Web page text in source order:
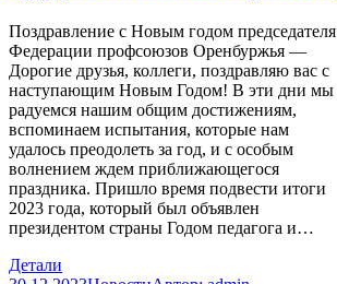
Поздравление с Новым годом председателя
Федерации профсоюзов Оренбуржья —
Дорогие друзья, коллеги, поздравляю вас с
наступающим Новым Годом! В эти дни мы
радуемся нашим общим достижениям,
вспоминаем испытания, которые нам
удалось преодолеть за год, и с особым
волнением ждем приближающегося
праздника. Пришло время подвести итоги
2023 года, который был объявлен
президентом страны Годом педагога и…
Детали